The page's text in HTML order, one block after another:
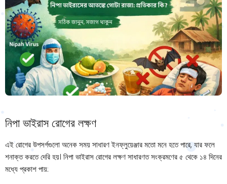
নিপা ভাইরাস রোগের লক্ষণ
এই রোগের উপসর্গগুলো অনেক সময় সাধারণ ইনফ্লুয়েঞ্জার মতো মনে হতে পারে, যার ফলে
শনাক্ত করতে দেরি হয়। নিপা ভাইরাস রোগের লক্ষণ সাধারণত সংক্রমণের ৫ থেকে ১৪ দিনের
মধ্যে প্রকাশ পায়: